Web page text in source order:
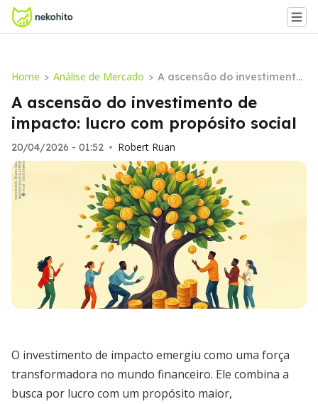
Home > Análise de Mercado > A ascensão do investimento
de impacto: lucro com propó
sito social
A ascensão do investimento de
impacto: lucro com propósito social
20/04/2026 - 01:52 • Robert Ruan
O investimento de impacto emergiu como uma força
transformadora no mundo financeiro. Ele combina a
busca por lucro com um propósito maior,